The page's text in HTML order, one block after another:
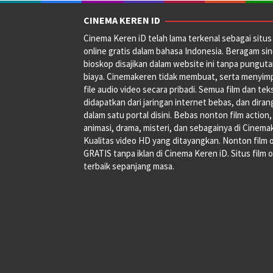
CINEMA KEREN ID
Cinema Keren iD telah lama terkenal sebagai
online gratis dalam bahasa Indonesia. Beragam
bioskop disajikan dalam website ini tanpa
biaya. Cinemakeren tidak membuat, serta
file audio video secara pribadi. Semua film dan
didapatkan dari jaringan internet bebas, dan
dalam satu portal disini. Bebas nonton film action,
animasi, drama, misteri, dan sebagainya di
Kualitas video HD yang ditayangkan. Nonton film
GRATIS tanpa iklan di Cinema Keren iD. Situs film
terbaik sepanjang masa.